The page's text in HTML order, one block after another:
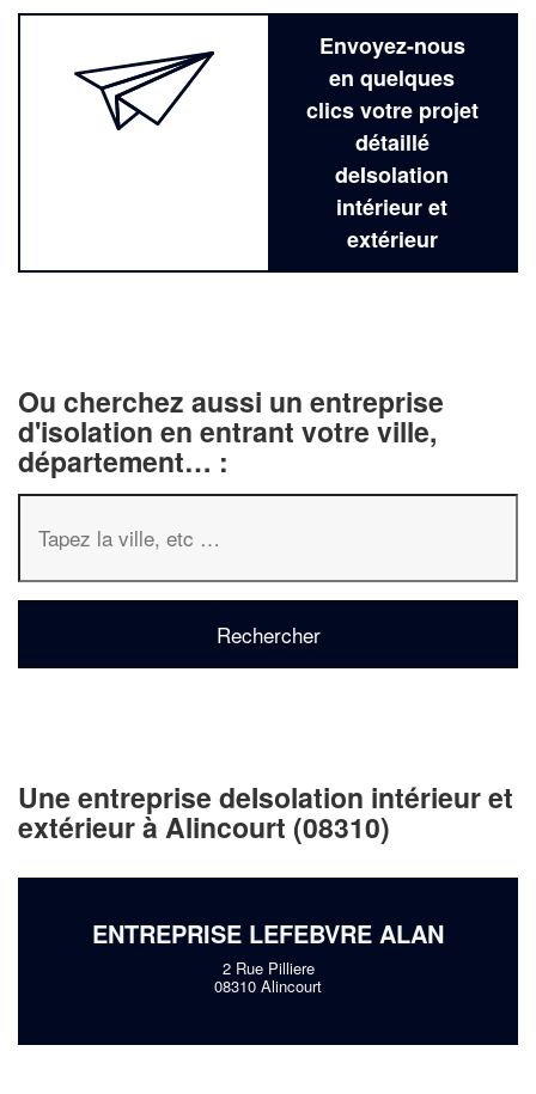
Envoyez-nous
en quelques
clics votre projet
détaillé
deIsolation
intérieur et
extérieur
Ou cherchez aussi un entreprise
d'isolation en entrant votre ville,
département… :
Une entreprise deIsolation intérieur et
extérieur à Alincourt (08310)
ENTREPRISE LEFEBVRE ALAN
2 Rue Pilliere
08310 Alincourt
Vous êtes un
professionnel ?
En savoir plus